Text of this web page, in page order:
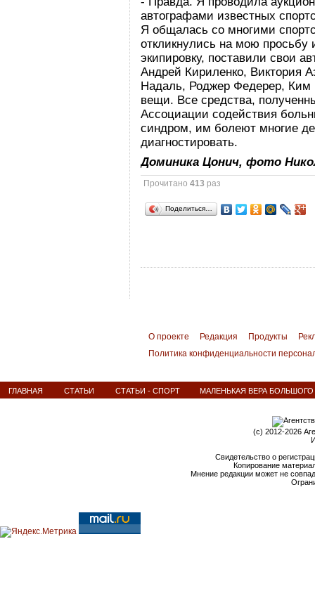
автографами известных
Я общалась со многими
откликнулись на мою
экипировку, поставили свои
Андрей Кириленко, Виктория
Надаль, Роджер Федерер, Ким
вещи. Все средства,
Ассоциации содействия
синдром, им болеют многие
диагностировать.
Доминика Цонич, фото
Прочитано413 раз
Поделиться…
О проекте Редакция Продукты
Политика конфиденциальности
ГЛАВНАЯ СТАТЬИ СТАТЬИ - СПОРТ МАЛЕНЬКАЯ ВЕРА
(c) 2012-2026
Свидетельство о
Копирование
Мнение редакции может не